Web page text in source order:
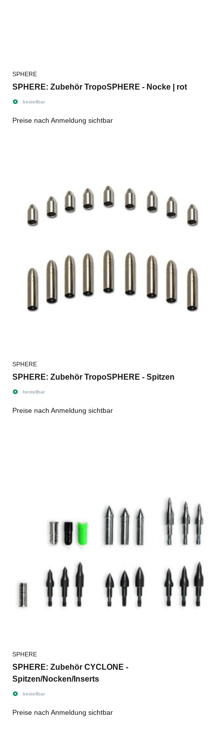
SPHERE
SPHERE: Zubehör TropoSPHERE - Nocke | rot
bestellbar
Preise nach Anmeldung sichtbar
SPHERE
SPHERE: Zubehör TropoSPHERE - Spitzen
bestellbar
Preise nach Anmeldung sichtbar
SPHERE
SPHERE: Zubehör CYCLONE -
Spitzen/Nocken/Inserts
bestellbar
Preise nach Anmeldung sichtbar